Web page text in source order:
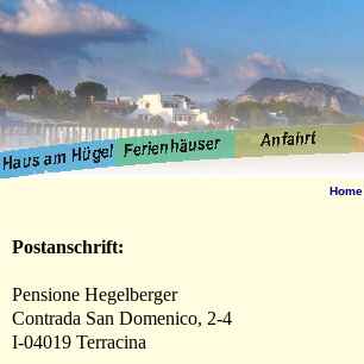
Home
Postanschrift:
Pensione Hegelberger
Contrada San Domenico, 2-4
I-04019 Terracina